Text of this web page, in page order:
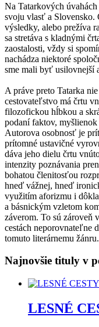
Na Tatarkových
svoju vlasť a Slovensko.
výsledky, alebo prežíva
sa stretáva s kladnými
zaostalosti, vždy si
nachádza niektoré
sme mali byť usilovnejší
A práve preto Tatarka
cestovateľstvo má črtu
filozofickou hĺbkou a
podaní faktov, myšlienok
Autorova osobnosť je
prítomné ustavičné
dáva jeho dielu črtu
intenzity poznávania
bohatou členitosťou
hneď vážnej, hneď
využitím aforizmu i
a básnickým vzletom
záverom. To sú zároveň
cestách neporovnateľne
tomuto literárnemu žánru.
Najnovšie tituly v
LESNÉ